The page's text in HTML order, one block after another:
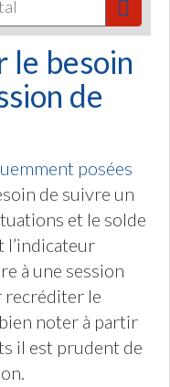
le besoin
de
posées
de suivre un
et le solde
l’indicateur
à une session
recréditer le
noter à partir
il est prudent de